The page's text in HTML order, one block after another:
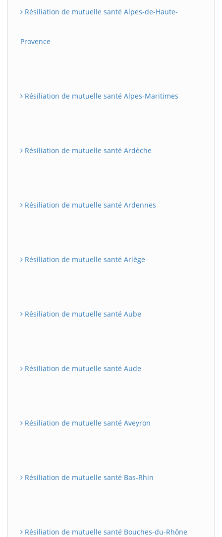
Résiliation de mutuelle santé Alpes-de-Haute-
Provence
Résiliation de mutuelle santé Alpes-Maritimes
Résiliation de mutuelle santé Ardèche
Résiliation de mutuelle santé Ardennes
Résiliation de mutuelle santé Ariège
Résiliation de mutuelle santé Aube
Résiliation de mutuelle santé Aude
Résiliation de mutuelle santé Aveyron
Résiliation de mutuelle santé Bas-Rhin
Résiliation de mutuelle santé Bouches-du-Rhône